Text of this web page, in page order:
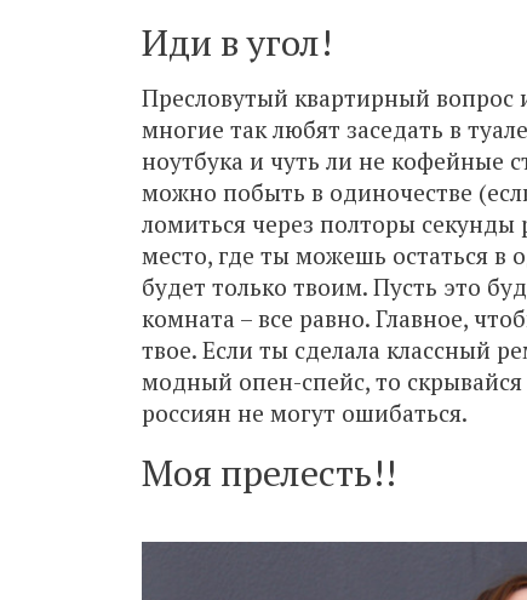
Иди в угол!
Пресловутый квартирный вопрос
многие так любят заседать в
ноутбука и чуть ли не кофейные
можно побыть в одиночестве
ломиться через полторы
место, где ты можешь остаться в
будет только твоим. Пусть это
комната – все равно. Главное,
твое. Если ты сделала классный
модный опен-спейс, то скрывайся
россиян не могут ошибаться.
Моя прелесть!!